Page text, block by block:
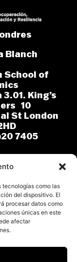
tecnologías como las
del dispositivo. El
procesar datos como
únicas en este
afectar
Blanch
School of
King’s
10
St London
7405